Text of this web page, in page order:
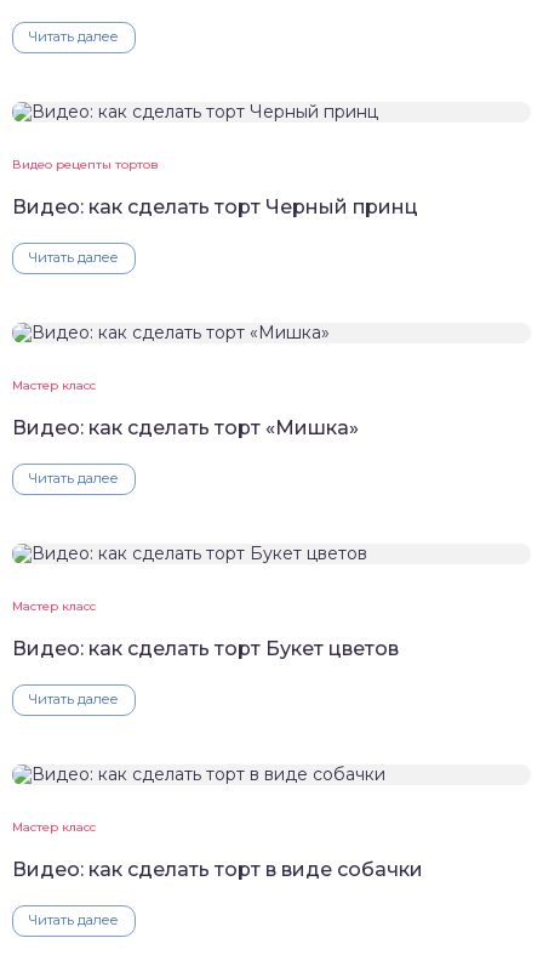
Читать далее
Видео рецепты тортов
Видео: как сделать торт Черный принц
Читать далее
Мастер класс
Видео: как сделать торт «Мишка»
Читать далее
Мастер класс
Видео: как сделать торт Букет цветов
Читать далее
Мастер класс
Видео: как сделать торт в виде собачки
Читать далее